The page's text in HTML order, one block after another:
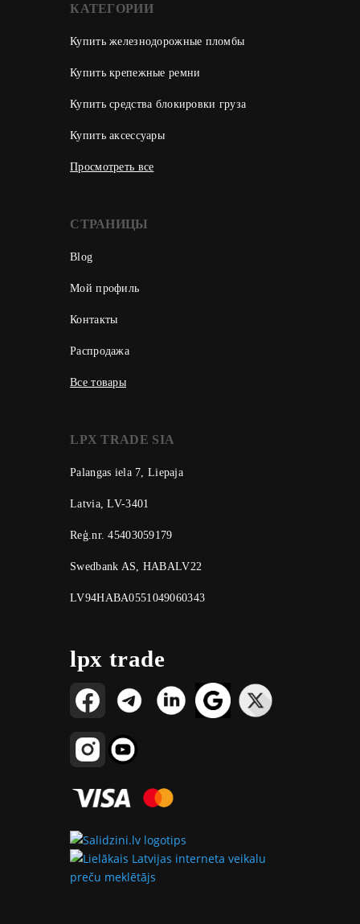
КАТЕГОРИИ
Купить железнодорожные пломбы
Купить крепежные ремни
Купить средства блокировки груза
Купить аксессуары
Просмотреть все
СТРАНИЦЫ
Blog
Мой профиль
Контакты
Распродажа
Все товары
LPX TRADE SIA
Palangas iela 7, Liepaja
Latvia, LV-3401
Reģ.nr. 45403059179
Swedbank AS, HABALV22
LV94HABA0551049060343
lpx trade